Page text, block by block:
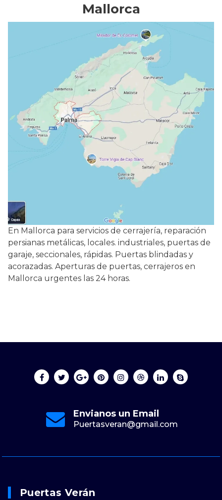
Mallorca
En Mallorca para servicios de cerrajería, reparación
persianas metálicas, locales. industriales, puertas de
garaje, seccionales, rápidas. Puertas blindadas y
acorazadas. Aperturas de puertas, cerrajeros en
Mallorca urgentes las 24 horas.
Envianos un Email
Puertasveran@gmail.com
Puertas Verán